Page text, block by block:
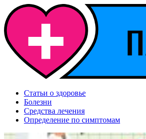
Статьи о здоровье
Болезни
Средства лечения
Определение по симптомам